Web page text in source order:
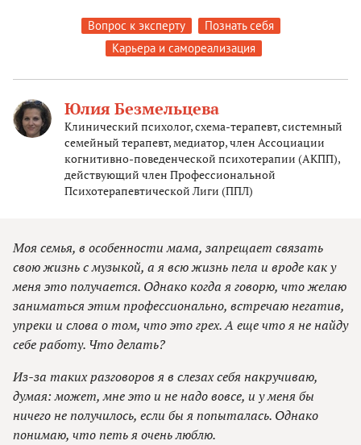
Вопрос к эксперту
Познать себя
Карьера и самореализация
Юлия Безмельцева
Клинический психолог, схема-терапевт, системный
семейный терапевт, медиатор, член Ассоциации
когнитивно-поведенческой психотерапии (АКПП),
действующий член Профессиональной
Психотерапевтической Лиги (ППЛ)
Моя семья, в особенности мама, запрещает связать
свою жизнь с музыкой, а я всю жизнь пела и вроде как у
меня это получается. Однако когда я говорю, что желаю
заниматься этим профессионально, встречаю негатив,
упреки и слова о том, что это грех. А еще что я не найду
себе работу. Что делать?
Из-за таких разговоров я в слезах себя накручиваю,
думая: может, мне это и не надо вовсе, и у меня бы
ничего не получилось, если бы я попыталась. Однако
понимаю, что петь я очень люблю.